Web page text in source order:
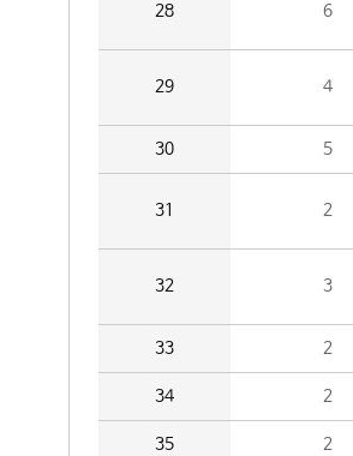
28 6
29 4
30 5
31 2
32 3
33 2
34 2
35 2